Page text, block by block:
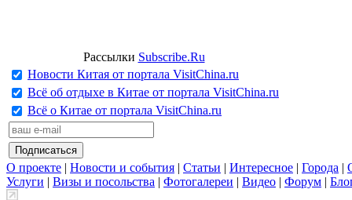
Рассылки Subscribe.Ru
Новости Китая от портала VisitChina.ru
Всё об отдыхе в Китае от портала VisitChina.ru
Всё о Китае от портала VisitChina.ru
О проекте | Новости и события | Статьи | Интересное | Города |
Услуги | Визы и посольства | Фотогалереи | Видео | Форум |